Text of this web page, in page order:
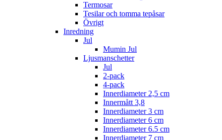
Termosar
Tesilar och tomma tepåsar
Övrigt
Inredning
Jul
Mumin Jul
Ljusmanschetter
Jul
2-pack
4-pack
Innerdiameter 2,5 cm
Innermått 3,8
Innerdiameter 3 cm
Innerdiameter 6 cm
Innerdiameter 6.5 cm
Innerdiameter 7 cm